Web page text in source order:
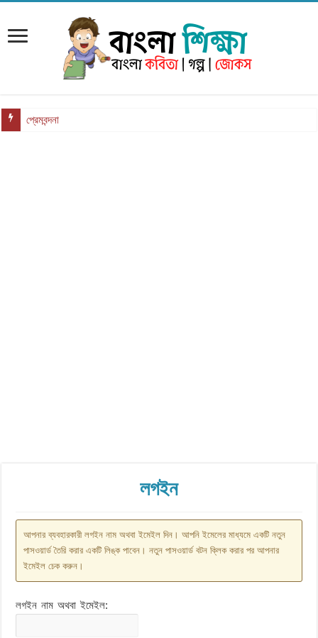
প্রেমবন্দনা
লগইন
আপনার ব্যবহারকারী লগইন নাম অথবা ইমেইল দিন। আপনি ইমেলের মাধ্যমে একটি নতুন
পাসওয়ার্ড তৈরি করার একটি লিঙ্ক পাবেন। নতুন পাসওয়ার্ড বটন ক্লিক করার পর আপনার
ইমেইল চেক করুন।
লগইন নাম অথবা ইমেইল: